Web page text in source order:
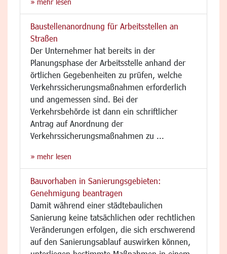
» mehr lesen
Baustellenanordnung für Arbeitsstellen an
Straßen
Der Unternehmer hat bereits in der
Planungsphase der Arbeitsstelle anhand der
örtlichen Gegebenheiten zu prüfen, welche
Verkehrssicherungsmaßnahmen erforderlich
und angemessen sind. Bei der
Verkehrsbehörde ist dann ein schriftlicher
Antrag auf Anordnung der
Verkehrssicherungsmaßnahmen zu ...
» mehr lesen
Bauvorhaben in Sanierungsgebieten:
Genehmigung beantragen
Damit während einer städtebaulichen
Sanierung keine tatsächlichen oder rechtlichen
Veränderungen erfolgen, die sich erschwerend
auf den Sanierungsablauf auswirken können,